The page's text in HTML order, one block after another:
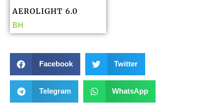
AEROLIGHT 6.0
BH
Facebook Twitter
Telegram WhatsApp